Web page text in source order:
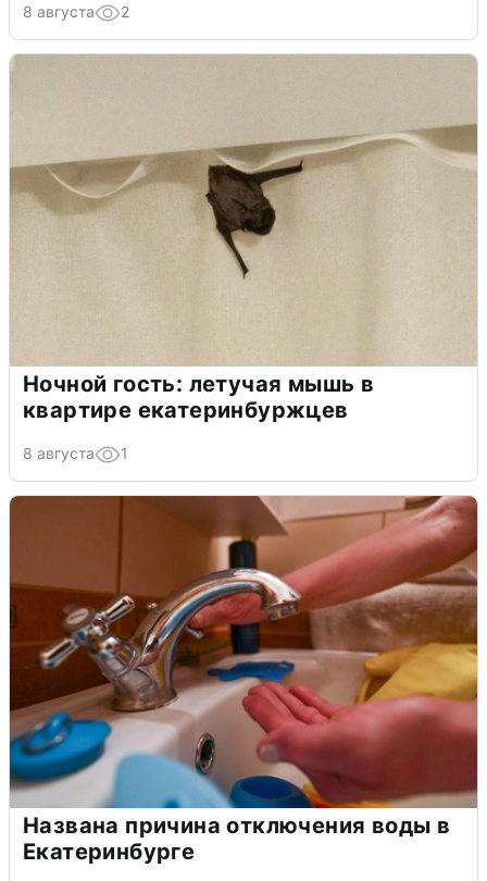
8 августа 2
Ночной гость: летучая мышь в
квартире екатеринбуржцев
8 августа 1
Названа причина отключения воды в
Екатеринбурге